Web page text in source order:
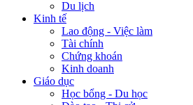
Du lịch
Kinh tế
Lao động - Việc làm
Tài chính
Chứng khoán
Kinh doanh
Giáo dục
Học bổng - Du học